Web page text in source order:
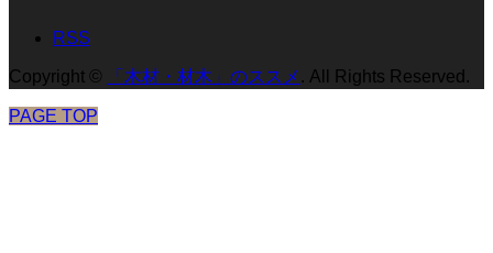
RSS
Copyright © 「木材・材木」のススメ . All Rights Reserved.
PAGE TOP